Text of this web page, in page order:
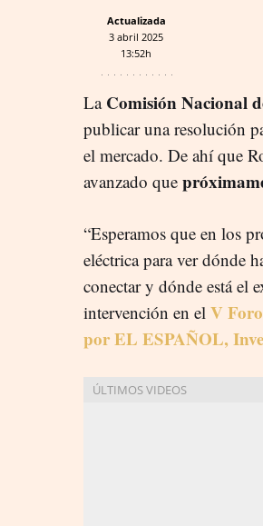
Actualizada
3 abril 2025
13:52h
La Comisión Nacional
publicar una resolución
el mercado. De ahí que
avanzado que
“Esperamos que en los
eléctrica para ver dónde
conectar y dónde está el
intervención en el V
por EL ESPAÑOL,